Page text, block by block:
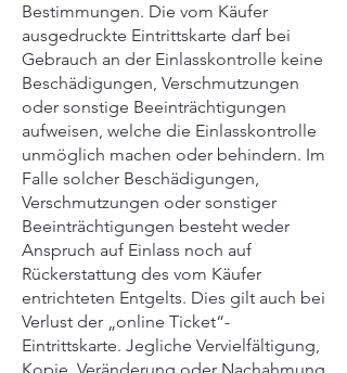
Bestimmungen. Die vom Käufer
ausgedruckte Eintrittskarte darf bei
Gebrauch an der Einlasskontrolle keine
Beschädigungen, Verschmutzungen
oder sonstige Beeinträchtigungen
aufweisen, welche die Einlasskontrolle
unmöglich machen oder behindern. Im
Falle solcher Beschädigungen,
Verschmutzungen oder sonstiger
Beeinträchtigungen besteht weder
Anspruch auf Einlass noch auf
Rückerstattung des vom Käufer
entrichteten Entgelts. Dies gilt auch bei
Verlust der „online Ticket“-
Eintrittskarte. Jegliche Vervielfältigung,